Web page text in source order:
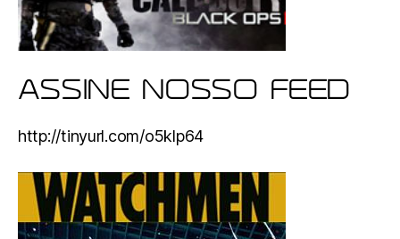
ASSINE NOSSO FEED
http://tinyurl.com/o5klp64